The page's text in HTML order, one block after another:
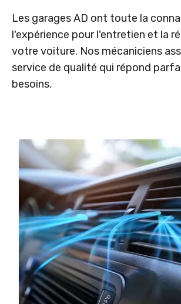
Les garages AD ont toute la
l'expérience pour l'entretien et la
votre voiture. Nos mécaniciens
service de qualité qui répond
besoins.